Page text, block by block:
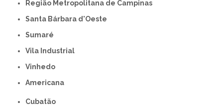
Região Metropolitana de Campinas
Santa Bárbara d'Oeste
Sumaré
Vila Industrial
Vinhedo
americana
Cubatão